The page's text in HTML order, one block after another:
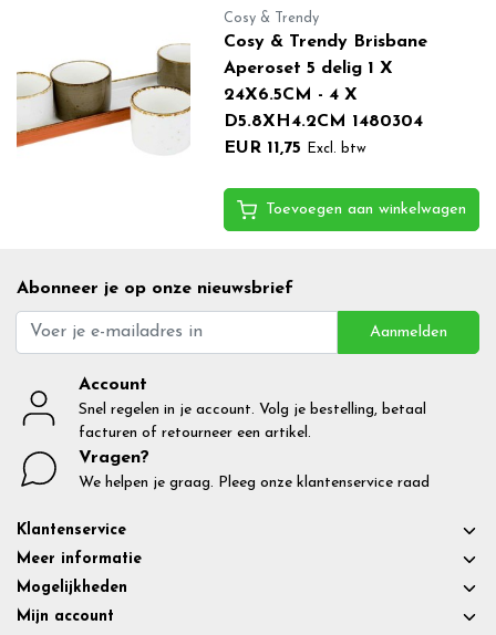
Cosy & Trendy
Cosy & Trendy Brisbane
Aperoset 5 delig 1 X
24X6.5CM - 4 X
D5.8XH4.2CM 1480304
EUR 11,75
Excl. btw
Toevoegen aan winkelwagen
Abonneer je op onze nieuwsbrief
Aanmelden
Account
Snel regelen in je account. Volg je bestelling, betaal
facturen of retourneer een artikel.
Vragen?
We helpen je graag. Pleeg onze klantenservice raad
Klantenservice
Meer informatie
Mogelijkheden
Mijn account